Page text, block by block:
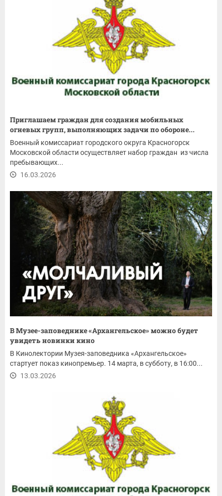
Приглашаем граждан для создания мобильных
огневых групп, выполняющих задачи по обороне...
Военный комиссариат городского округа Красногорск
Московской области осуществляет набор граждан из числа
пребывающих...
16.03.2026
В Музее-заповеднике «Архангельское» можно будет
увидеть новинки кино
В Кинолектории Музея-заповедника «Архангельское»
стартует показ кинопремьер. 14 марта, в субботу, в 16:00...
13.03.2026